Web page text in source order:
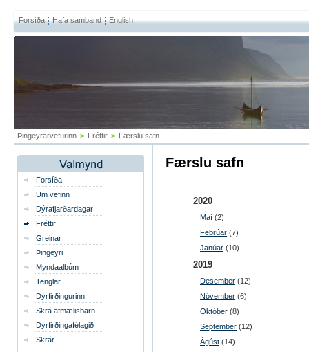
Forsíða Hafa samband English
Þingeyrarvefurinn > Fréttir > Færslu safn
Forsíða
Um vefinn
Dýrafjarðardagar
Fréttir
Greinar
Þingeyri
Myndaalbúm
Tenglar
Dýrfirðingurinn
Skrá afmælisbarn
Dýrfirðingafélagið
Skrár
Færslu safn
2020
Maí (2)
Febrúar (7)
Janúar (10)
2019
Desember (12)
Nóvember (6)
Október (8)
September (12)
Ágúst (14)